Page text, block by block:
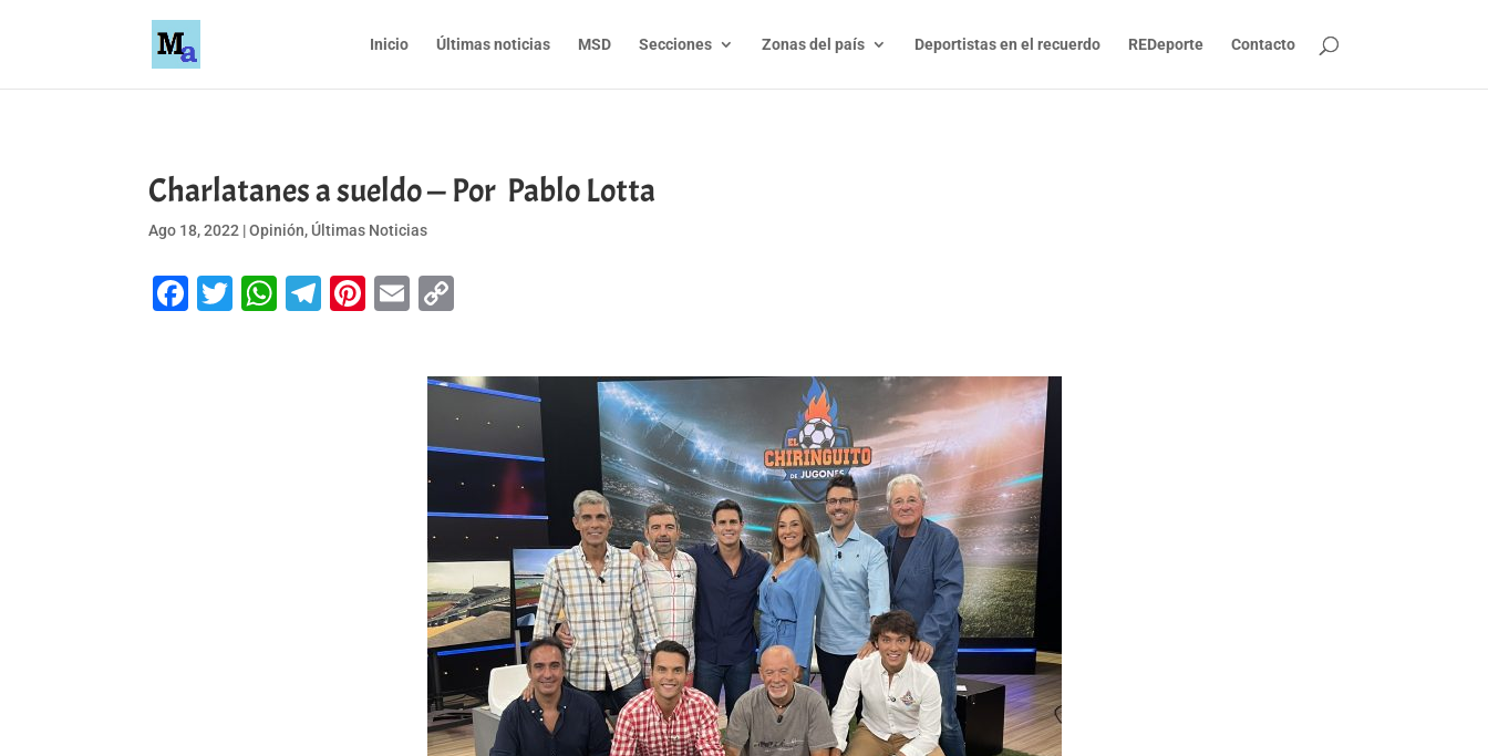
Inicio Últimas noticias MSD Secciones Zonas del país Deportistas en el recuerdo REDeporte Contacto
Charlatanes a sueldo — Por Pablo Lotta
Ago 18, 2022 |Opinión, Últimas Noticias
Facebook
Twitter
WhatsApp
Telegram
Pinterest
Email